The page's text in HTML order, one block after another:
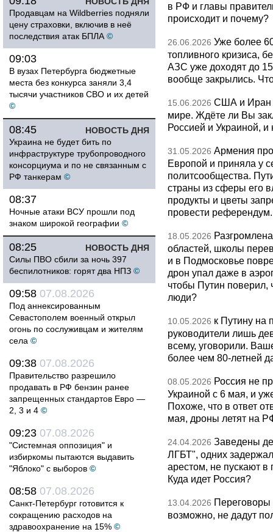
Продавцам на Wildberries подняли
цену страховки, включив в неё
последствия атак БПЛА ©
09:03
В вузах Петербурга бюджетные
места без конкурса заняли 3,4
тысячи участников СВО и их детей
©
НОВОСТЬ ДНЯ
08:45
Украина не будет бить по
инфраструктуре трубопроводного
консорциума и по не связанным с
РФ танкерам ©
08:37
Ночные атаки ВСУ прошли под
знаком широкой географии ©
НОВОСТЬ ДНЯ
08:25
Силы ПВО сбили за ночь 397
беспилотников: горят два НПЗ ©
09:58 07.08.2026
Под аннексированным
Севастополем военный открыл
огонь по сослуживцам и жителям
села ©
09:38 07.08.2026
Правительство разрешило
продавать в РФ бензин ранее
запрещенных стандартов Евро —
2, 3 и 4 ©
09:23 07.08.2026
"Системная оппозиция" и
избиркомы пытаются выдавить
"Яблоко" с выборов ©
08:58 07.08.2026
Санкт-Петербург готовится к
сокращению расходов на
здравоохранение на 15% ©
в РФ и главы
происходит и почему?
26.06.2026 Уже более
топливного кризиса,
АЗС уже доходят до
вообще закрылись.
15.06.2026 США и Иран
мире. Ждёте ли Вы
Россией и Украиной,
31.05.2026 Армения
Европой и приняла у
политсообщества.
страны из сферы его
продукты и цветы
провести
18.05.2026
областей, школы
и в Подмосковье
дрон упал даже в
чтобы Путин поверил,
люди?
10.05.2026 к Путину на
руководители лишь
всему, уговорили.
более чем 80-летней
08.05.2026 Россия не
Украиной с 6 мая, и
Похоже, что в ответ
мая, дроны летят на
24.04.2026 Заведены
ЛГБТ", одних
арестом, не пускают
Куда идет Россия?
13.04.2026
возможно, не дадут